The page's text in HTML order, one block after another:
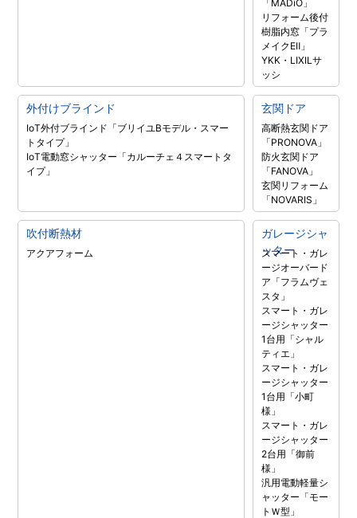
「MADiO」
リフォーム後付
樹脂内窓「プラ
メイクEⅡ」
YKK・LIXILサ
ッシ
外付けブラインド
IoT外付ブラインド「ブリイユBモデル・スマー
トタイプ」
IoT電動窓シャッター「カルーチェ４スマートタ
イプ」
玄関ドア
高断熱玄関ドア
「PRONOVA」
防火玄関ドア
「FANOVA」
玄関リフォーム
「NOVARIS」
吹付断熱材
アクアフォーム
ガレージシャ
ッター
スマート・ガレ
ージオーバード
ア「フラムヴェ
スタ」
スマート・ガレ
ージシャッター
1台用「シャル
ティエ」
スマート・ガレ
ージシャッター
1台用「小町
様」
スマート・ガレ
ージシャッター
2台用「御前
様」
汎用電動軽量シ
ャッター「モー
トＷ型」